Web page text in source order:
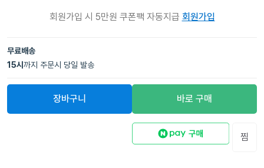
회원가입 시 5만원 쿠폰팩 자동지급 회원가입
무료배송
15시 까지 주문시 당일 발송
장바구니 바로 구매
찜